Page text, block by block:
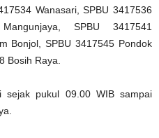
Wanasari, SPBU 3417536
SPBU 3417541
Bonjol, SPBU 3417545 Pondok
Bosih Raya.
sejak pukul 09.00 WIB sampai